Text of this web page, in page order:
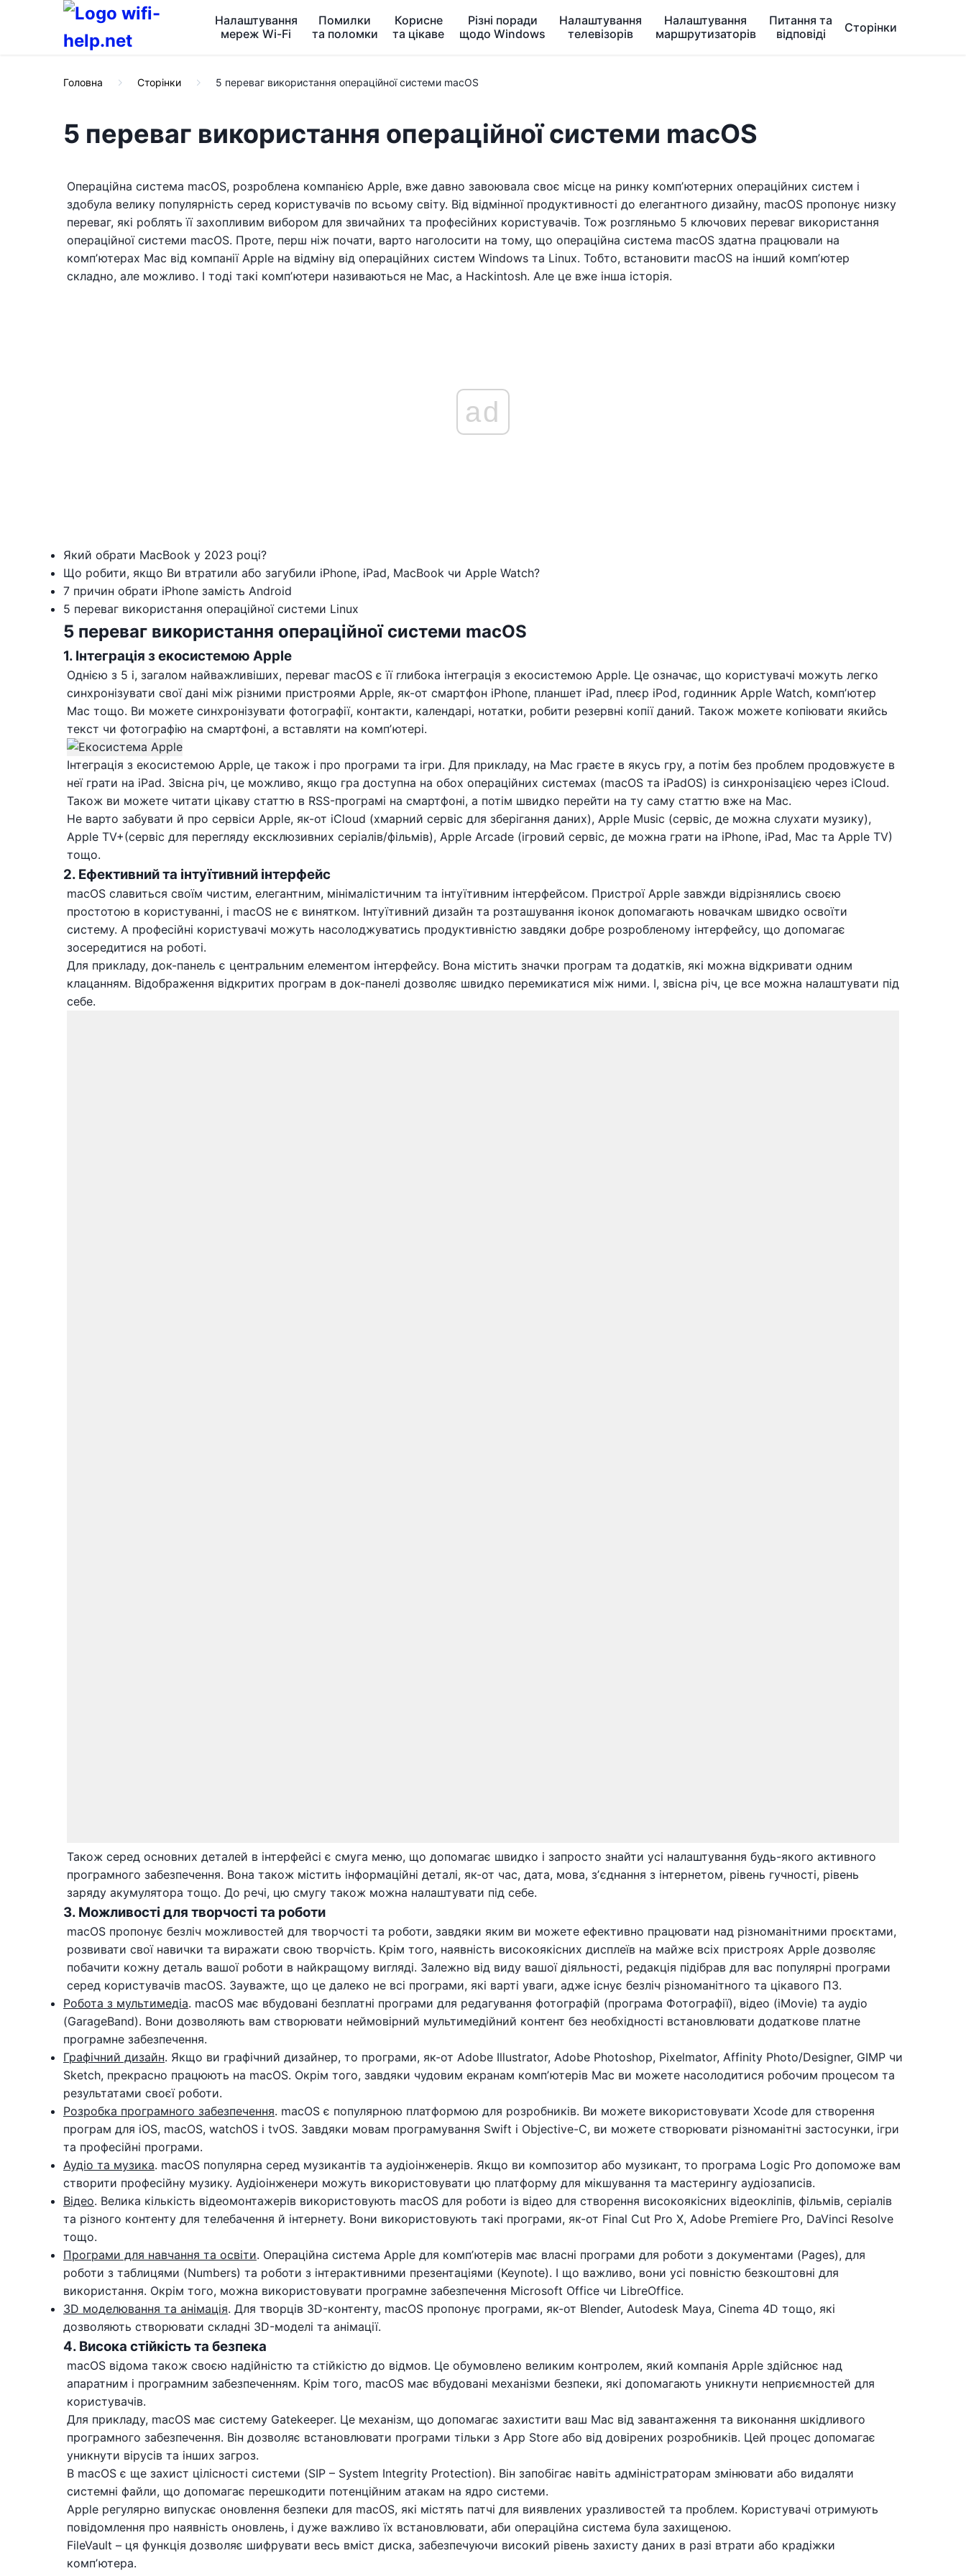
Налаштування
мереж Wi-Fi
Помилки
та поломки
Корисне
та цікаве
Різні поради
щодо Windows
Налаштування
телевізорів
Налаштування
маршрутизаторів
Питання та
відповіді
Сторінки
Головна Сторінки 5 переваг використання операційної системи macOS
5 переваг використання операційної системи macOS
Операційна система macOS, розроблена компанією Apple, вже давно завоювала своє місце на ринку компʼютерних операційних систем і
здобула велику популярність серед користувачів по всьому світу. Від відмінної продуктивності до елегантного дизайну, macOS пропонує низку
переваг, які роблять її захопливим вибором для звичайних та професійних користувачів. Тож розгляньмо 5 ключових переваг використання
операційної системи macOS. Проте, перш ніж почати, варто наголосити на тому, що операційна система macOS здатна працювали на
компʼютерах Mac від компанії Apple на відміну від операційних систем Windows та Linux. Тобто, встановити macOS на інший компʼютер
складно, але можливо. І тоді такі компʼютери називаються не Mac, а Hackintosh. Але це вже інша історія.
ad
Який обрати MacBook у 2023 році?
Що робити, якщо Ви втратили або загубили iPhone, iPad, MacBook чи Apple Watch?
7 причин обрати iPhone замість Android
5 переваг використання операційної системи Linux
5 переваг використання операційної системи macOS
1. Інтеграція з екосистемою Apple
Однією з 5 і, загалом найважливіших, переваг macOS є її глибока інтеграція з екосистемою Apple. Це означає, що користувачі можуть легко
синхронізувати свої дані між різними пристроями Apple, як-от смартфон iPhone, планшет iPad, плеєр iPod, годинник Apple Watch, компʼютер
Mac тощо. Ви можете синхронізувати фотографії, контакти, календарі, нотатки, робити резервні копії даний. Також можете копіювати якийсь
текст чи фотографію на смартфоні, а вставляти на компʼютері.
Інтеграція з екосистемою Apple, це також і про програми та ігри. Для прикладу, на Mac граєте в якусь гру, а потім без проблем продовжуєте в
неї грати на iPad. Звісна річ, це можливо, якщо гра доступна на обох операційних системах (macOS та iPadOS) із синхронізацією через iCloud.
Також ви можете читати цікаву статтю в RSS-програмі на смартфоні, а потім швидко перейти на ту саму статтю вже на Mac.
Не варто забувати й про сервіси Apple, як-от iCloud (хмарний сервіс для зберігання даних), Apple Music (сервіс, де можна слухати музику),
Apple TV+(сервіс для перегляду ексклюзивних серіалів/фільмів), Apple Arcade (ігровий сервіс, де можна грати на iPhone, iPad, Mac та Apple TV)
тощо.
2. Ефективний та інтуїтивний інтерфейс
macOS славиться своїм чистим, елегантним, мінімалістичним та інтуїтивним інтерфейсом. Пристрої Apple завжди відрізнялись своєю
простотою в користуванні, і macOS не є винятком. Інтуїтивний дизайн та розташування іконок допомагають новачкам швидко освоїти
систему. А професійні користувачі можуть насолоджуватись продуктивністю завдяки добре розробленому інтерфейсу, що допомагає
зосередитися на роботі.
Для прикладу, док-панель є центральним елементом інтерфейсу. Вона містить значки програм та додатків, які можна відкривати одним
клацанням. Відображення відкритих програм в док-панелі дозволяє швидко перемикатися між ними. І, звісна річ, це все можна налаштувати під
себе.
Також серед основних деталей в інтерфейсі є смуга меню, що допомагає швидко і запросто знайти усі налаштування будь-якого активного
програмного забезпечення. Вона також містить інформаційні деталі, як-от час, дата, мова, зʼєднання з інтернетом, рівень гучності, рівень
заряду акумулятора тощо. До речі, цю смугу також можна налаштувати під себе.
3. Можливості для творчості та роботи
macOS пропонує безліч можливостей для творчості та роботи, завдяки яким ви можете ефективно працювати над різноманітними проєктами,
розвивати свої навички та виражати свою творчість. Крім того, наявність високоякісних дисплеїв на майже всіх пристроях Apple дозволяє
побачити кожну деталь вашої роботи в найкращому вигляді. Залежно від виду вашої діяльності, редакція підібрав для вас популярні програми
серед користувачів macOS. Зауважте, що це далеко не всі програми, які варті уваги, адже існує безліч різноманітного та цікавого ПЗ.
Робота з мультимедіа. macOS має вбудовані безплатні програми для редагування фотографій (програма Фотографії), відео (iMovie) та аудіо
(GarageBand). Вони дозволяють вам створювати неймовірний мультимедійний контент без необхідності встановлювати додаткове платне
програмне забезпечення.
Графічний дизайн. Якщо ви графічний дизайнер, то програми, як-от Adobe Illustrator, Adobe Photoshop, Pixelmator, Affinity Photo/Designer, GIMP чи
Sketch, прекрасно працюють на macOS. Окрім того, завдяки чудовим екранам компʼютерів Mac ви можете насолодитися робочим процесом та
результатами своєї роботи.
Розробка програмного забезпечення. macOS є популярною платформою для розробників. Ви можете використовувати Xcode для створення
програм для iOS, macOS, watchOS і tvOS. Завдяки мовам програмування Swift і Objective-C, ви можете створювати різноманітні застосунки, ігри
та професійні програми.
Аудіо та музика. macOS популярна серед музикантів та аудіоінженерів. Якщо ви композитор або музикант, то програма Logic Pro допоможе вам
створити професійну музику. Аудіоінженери можуть використовувати цю платформу для мікшування та мастерингу аудіозаписів.
Відео. Велика кількість відеомонтажерів використовують macOS для роботи із відео для створення високоякісних відеокліпів, фільмів, серіалів
та різного контенту для телебачення й інтернету. Вони використовують такі програми, як-от Final Cut Pro X, Adobe Premiere Pro, DaVinci Resolve
тощо.
Програми для навчання та освіти. Операційна система Apple для компʼютерів має власні програми для роботи з документами (Pages), для
роботи з таблицями (Numbers) та роботи з інтерактивними презентаціями (Keynote). І що важливо, вони усі повністю безкоштовні для
використання. Окрім того, можна використовувати програмне забезпечення Microsoft Office чи LibreOffice.
3D моделювання та анімація. Для творців 3D-контенту, macOS пропонує програми, як-от Blender, Autodesk Maya, Cinema 4D тощо, які
дозволяють створювати складні 3D-моделі та анімації.
4. Висока стійкість та безпека
macOS відома також своєю надійністю та стійкістю до відмов. Це обумовлено великим контролем, який компанія Apple здійснює над
апаратним і програмним забезпеченням. Крім того, macOS має вбудовані механізми безпеки, які допомагають уникнути неприємностей для
користувачів.
Для прикладу, macOS має систему Gatekeeper. Це механізм, що допомагає захистити ваш Mac від завантаження та виконання шкідливого
програмного забезпечення. Він дозволяє встановлювати програми тільки з App Store або від довірених розробників. Цей процес допомагає
уникнути вірусів та інших загроз.
В macOS є ще захист цілісності системи (SIP – System Integrity Protection). Він запобігає навіть адміністраторам змінювати або видаляти
системні файли, що допомагає перешкодити потенційним атакам на ядро системи.
Apple регулярно випускає оновлення безпеки для macOS, які містять патчі для виявлених уразливостей та проблем. Користувачі отримують
повідомлення про наявність оновлень, і дуже важливо їх встановлювати, аби операційна система була захищеною.
FileVault – ця функція дозволяє шифрувати весь вміст диска, забезпечуючи високий рівень захисту даних в разі втрати або крадіжки
компʼютера.